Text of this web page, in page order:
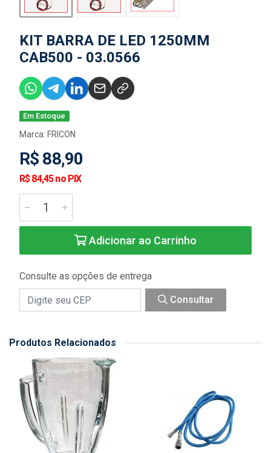
KIT BARRA DE LED 1250MM
CAB500 - 03.0566
Em Estoque
Marca: FRICON
R$ 88,90
R$ 84,45 no PIX
Adicionar ao Carrinho
Consulte as opções de entrega
Consultar
Produtos Relacionados